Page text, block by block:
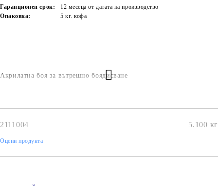
Акрилатна боя за вътрешно боядисване
Гаранционен срок:
12 месеца от датата на производство
Опаковка:
5 кг. кофа
2111004 5.100 кг
Оцени продукта